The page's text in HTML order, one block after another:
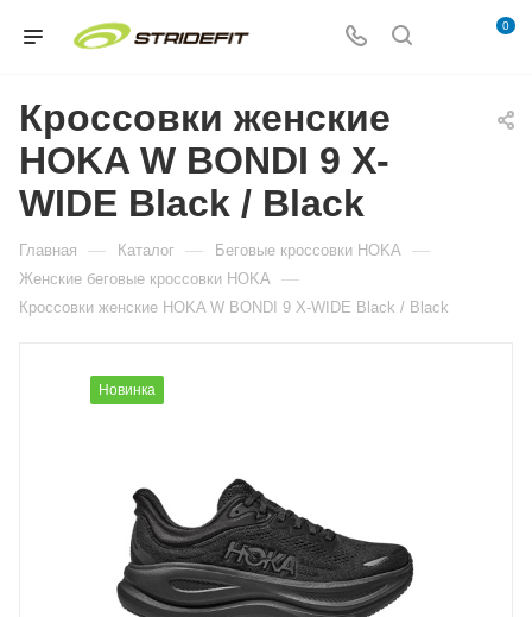
0
Кроссовки женские
HOKA W BONDI 9 X-
WIDE Black / Black
Главная — Каталог — Беговые кроссовки HOKA —
Женские беговые кроссовки HOKA —
Кроссовки женские HOKA W BONDI 9 X-WIDE Black / Black
Новинка